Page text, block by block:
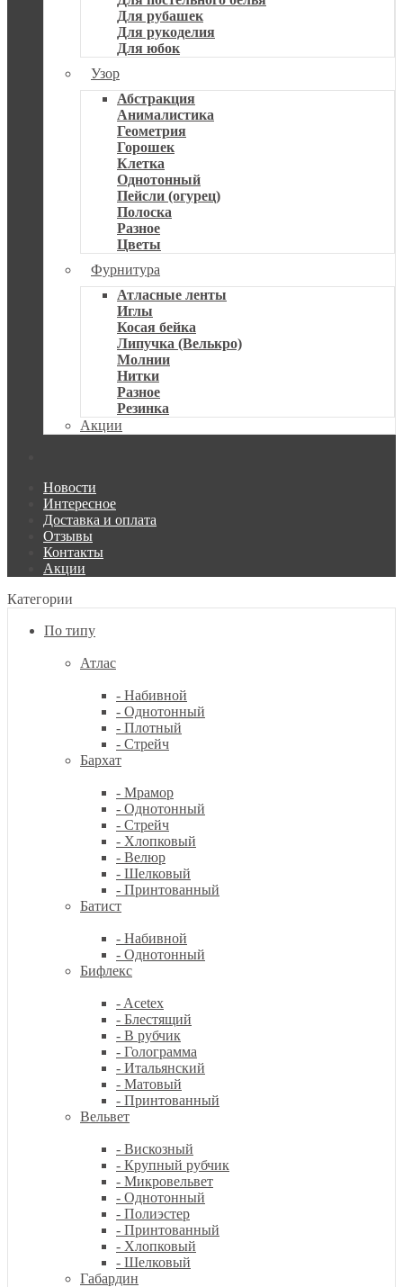
Для рубашек
Для рукоделия
Для юбок
Узор
Абстракция
Анималистика
Геометрия
Горошек
Клетка
Однотонный
Пейсли (огурец)
Полоска
Разное
Цветы
Фурнитура
Атласные ленты
Иглы
Косая бейка
Липучка (Велькро)
Молнии
Нитки
Разное
Резинка
Акции
Новости
Интересное
Доставка и оплата
Отзывы
Контакты
Акции
Категории
По типу
Атлас
- Набивной
- Однотонный
- Плотный
- Стрейч
Бархат
- Мрамор
- Однотонный
- Стрейч
- Хлопковый
- Велюр
- Шелковый
- Принтованный
Батист
- Набивной
- Однотонный
Бифлекс
- Acetex
- Блестящий
- В рубчик
- Голограмма
- Итальянский
- Матовый
- Принтованный
Вельвет
- Вискозный
- Крупный рубчик
- Микровельвет
- Однотонный
- Полиэстер
- Принтованный
- Хлопковый
- Шелковый
Габардин